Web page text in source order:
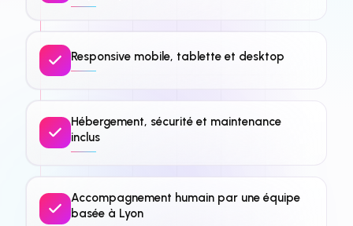
Responsive mobile, tablette et desktop
Hébergement, sécurité et maintenance
inclus
Accompagnement humain par une équipe
basée à Lyon